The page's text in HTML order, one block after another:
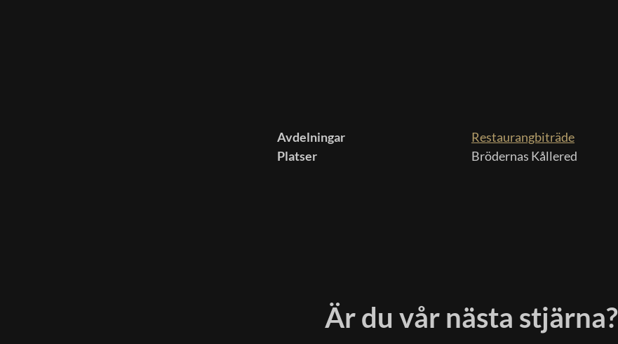
Avdelningar
Restaurangbiträde
Platser
Brödernas Kållered
Är du vår nästa stjärna?